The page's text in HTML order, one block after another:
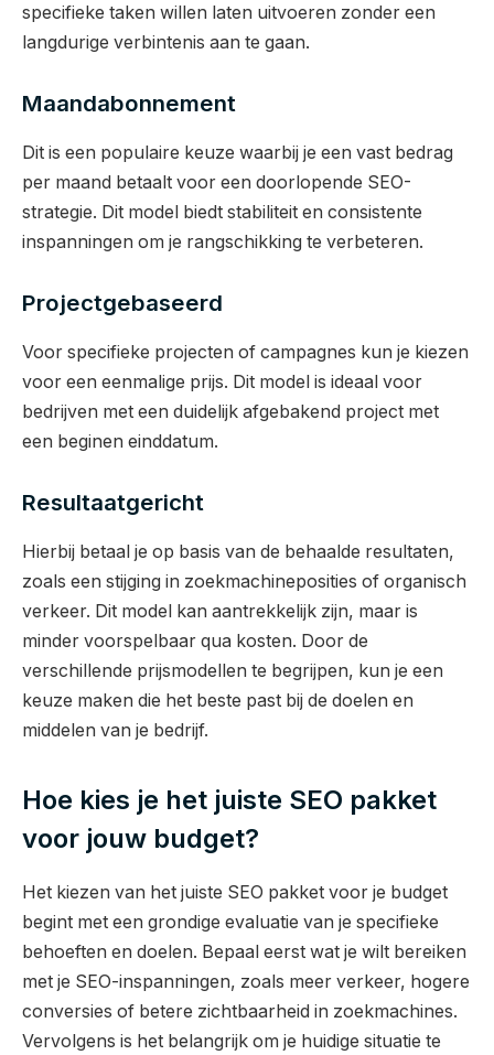
specifieke taken willen laten uitvoeren zonder een
langdurige verbintenis aan te gaan.
Maandabonnement
Dit is een populaire keuze waarbij je een vast bedrag
per maand betaalt voor een doorlopende SEO-
strategie. Dit model biedt stabiliteit en consistente
inspanningen om je rangschikking te verbeteren.
Projectgebaseerd
Voor specifieke projecten of campagnes kun je kiezen
voor een eenmalige prijs. Dit model is ideaal voor
bedrijven met een duidelijk afgebakend project met
een beginen einddatum.
Resultaatgericht
Hierbij betaal je op basis van de behaalde resultaten,
zoals een stijging in zoekmachineposities of organisch
verkeer. Dit model kan aantrekkelijk zijn, maar is
minder voorspelbaar qua kosten. Door de
verschillende prijsmodellen te begrijpen, kun je een
keuze maken die het beste past bij de doelen en
middelen van je bedrijf.
Hoe kies je het juiste SEO pakket
voor jouw budget?
Het kiezen van het juiste SEO pakket voor je budget
begint met een grondige evaluatie van je specifieke
behoeften en doelen. Bepaal eerst wat je wilt bereiken
met je SEO-inspanningen, zoals meer verkeer, hogere
conversies of betere zichtbaarheid in zoekmachines.
Vervolgens is het belangrijk om je huidige situatie te